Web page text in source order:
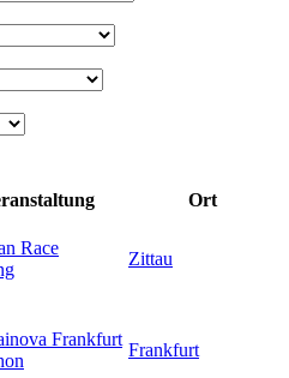
Ort
Race
Zittau
Frankfurt
Frankfurt